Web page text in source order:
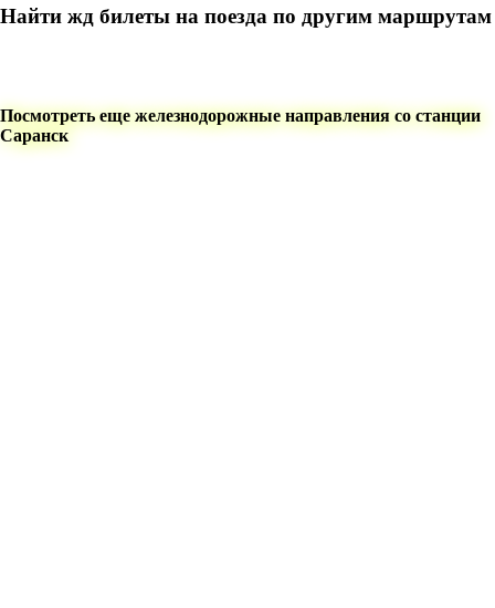
Найти жд билеты на поезда по другим маршрутам
Посмотреть еще железнодорожные направления со станции
Саранск